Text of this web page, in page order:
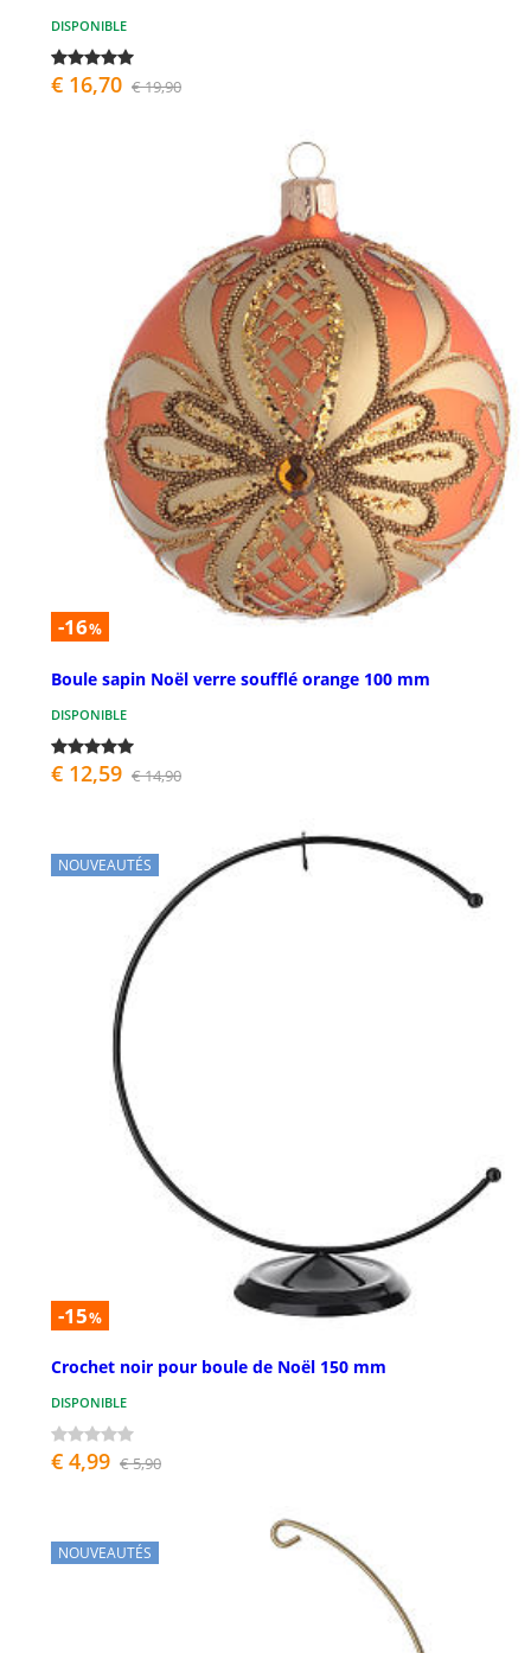
DISPONIBLE
€ 16,70 € 19,90
-16%
Boule sapin Noël verre soufflé orange 100 mm
DISPONIBLE
€ 12,59 € 14,90
NOUVEAUTÉS
-15%
Crochet noir pour boule de Noël 150 mm
DISPONIBLE
€ 4,99 € 5,90
NOUVEAUTÉS